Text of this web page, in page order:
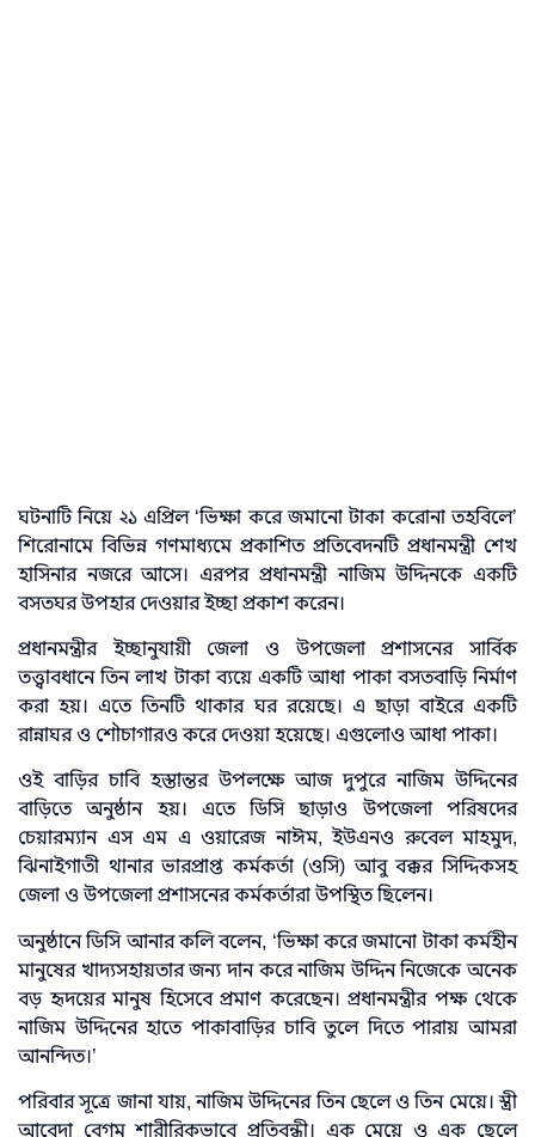
ঘটনাটি নিয়ে ২১ এপ্রিল ‘ভিক্ষা করে জমানো টাকা করোনা তহবিলে’
শিরোনামে বিভিন্ন গণমাধ্যমে প্রকাশিত প্রতিবেদনটি প্রধানমন্ত্রী শেখ
হাসিনার নজরে আসে। এরপর প্রধানমন্ত্রী নাজিম উদ্দিনকে একটি
বসতঘর উপহার দেওয়ার ইচ্ছা প্রকাশ করেন।
প্রধানমন্ত্রীর ইচ্ছানুযায়ী জেলা ও উপজেলা প্রশাসনের সার্বিক
তত্ত্বাবধানে তিন লাখ টাকা ব্যয়ে একটি আধা পাকা বসতবাড়ি নির্মাণ
করা হয়। এতে তিনটি থাকার ঘর রয়েছে। এ ছাড়া বাইরে একটি
রান্নাঘর ও শৌচাগারও করে দেওয়া হয়েছে। এগুলোও আধা পাকা।
ওই বাড়ির চাবি হস্তান্তর উপলক্ষে আজ দুপুরে নাজিম উদ্দিনের
বাড়িতে অনুষ্ঠান হয়। এতে ডিসি ছাড়াও উপজেলা পরিষদের
চেয়ারম্যান এস এম এ ওয়ারেজ নাঈম, ইউএনও রুবেল মাহমুদ,
ঝিনাইগাতী থানার ভারপ্রাপ্ত কর্মকর্তা (ওসি) আবু বক্কর সিদ্দিকসহ
জেলা ও উপজেলা প্রশাসনের কর্মকর্তারা উপস্থিত ছিলেন।
অনুষ্ঠানে ডিসি আনার কলি বলেন, ‘ভিক্ষা করে জমানো টাকা কর্মহীন
মানুষের খাদ্যসহায়তার জন্য দান করে নাজিম উদ্দিন নিজেকে অনেক
বড় হৃদয়ের মানুষ হিসেবে প্রমাণ করেছেন। প্রধানমন্ত্রীর পক্ষ থেকে
নাজিম উদ্দিনের হাতে পাকাবাড়ির চাবি তুলে দিতে পারায় আমরা
আনন্দিত।’
পরিবার সূত্রে জানা যায়, নাজিম উদ্দিনের তিন ছেলে ও তিন মেয়ে। স্ত্রী
আবেদা বেগম শারীরিকভাবে প্রতিবন্ধী। এক মেয়ে ও এক ছেলে